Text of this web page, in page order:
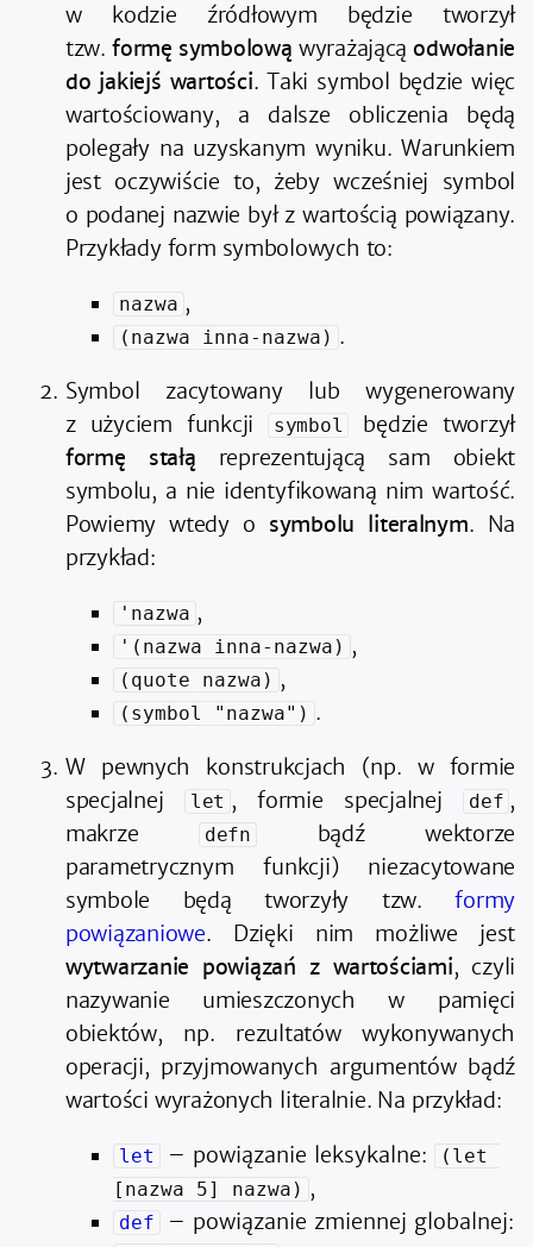
w kodzie źródłowym będzie tworzył
tzw.formę symbolową wyrażającąodwołanie
do jakiejś wartości. Taki symbol będzie więc
wartościowany, a dalsze obliczenia będą
polegały na uzyskanym wyniku. Warunkiem
jest oczywiście to, żeby wcześniej symbol
o podanej nazwie był z wartością powiązany.
Przykłady form symbolowych to:
nazwa ,
(nazwa inna-nazwa) .
Symbol zacytowany lub wygenerowany
z użyciem funkcji
symbol
będzie tworzył
formę stałą reprezentującą sam obiekt
symbolu, a nie identyfikowaną nim wartość.
Powiemy wtedy o symbolu literalnym. Na
przykład:
'nazwa ,
'(nazwa inna-nazwa) ,
(quote nazwa) ,
(symbol "nazwa") .
W pewnych konstrukcjach (np. w formie
specjalnej
let , formie specjalnej def ,
makrze
defn
bądź wektorze
parametrycznym funkcji) niezacytowane
symbole będą tworzyły tzw.formy
powiązaniowe. Dzięki nim możliwe jest
wytwarzanie powiązań z wartościami, czyli
nazywanie umieszczonych w pamięci
obiektów, np. rezultatów wykonywanych
operacji, przyjmowanych argumentów bądź
wartości wyrażonych literalnie. Na przykład:
let – powiązanie leksykalne:
(let
[nazwa 5] nazwa) ,
def – powiązanie zmiennej globalnej: